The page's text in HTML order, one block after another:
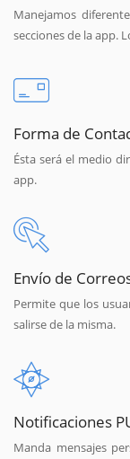
Manejamos
secciones de la app.
Forma de
Ésta será el medio
app.
Envío de
Permite que los
salirse de la misma.
Notificaciones
Manda mensajes